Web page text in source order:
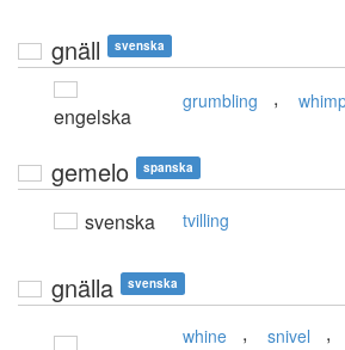
gnäll svenska
engelska
grumbling ,
gemelo spanska
svenska tvilling
gnälla svenska
whine , snivel ,